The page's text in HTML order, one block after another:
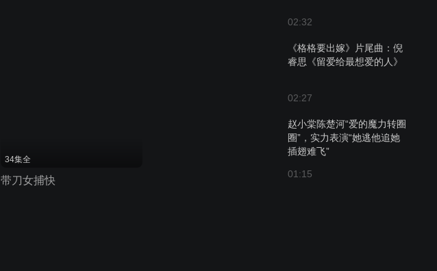
02:32
《格格要出嫁》片尾曲：倪
睿思《留爱给最想爱的人》
02:27
赵小棠陈楚河“爱的魔力转圈
圈”，实力表演“她逃他追她
插翅难飞”
01:15
34集全
带刀女捕快